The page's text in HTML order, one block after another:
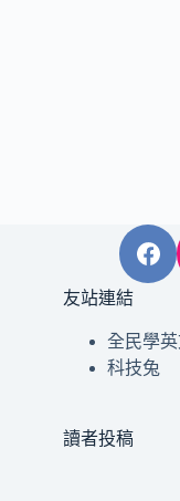
友站連結
全民學
科技兔
讀者投稿